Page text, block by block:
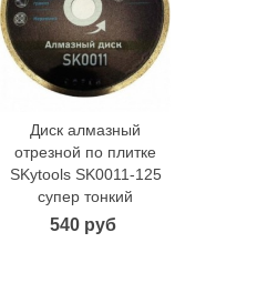
В корзину
Диск алмазный
отрезной по плитке
SKytools SK0011-125
супер тонкий
540 руб